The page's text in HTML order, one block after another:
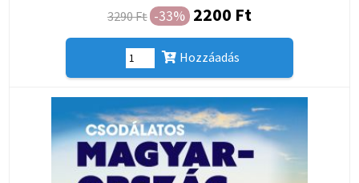
3290 Ft -33% 2200 Ft
Hozzáadás